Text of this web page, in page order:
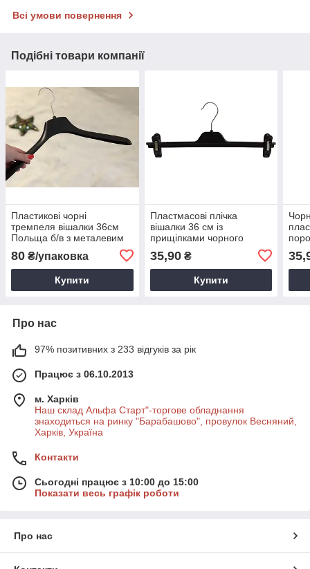
Всі умови повернення
Подібні товари компанії
Пластикові чорні
тремпеля вішалки 36см
Польща б/в з металевим
80 ₴/упаковка
Купити
Пластмасові плічка
вішалки 36 см із
прищіпками чорного
35,90₴
Купити
Про нас
97% позитивних з 233 відгуків за рік
Працює з 06.10.2013
м. Харків
Наш склад Альфа Старт"-торгове обладнання
знаходиться на ринку "Барабашово", провулок Весняний,
Харків, Україна
Контакти
Сьогодні працює з 10:00 до 15:00
Показати весь графік роботи
Про нас